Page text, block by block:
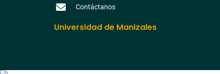
Contáctanos
Universidad de Manizales